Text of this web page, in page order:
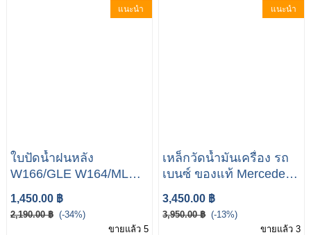
แนะนำ
ใบปัดน้ำฝนหลัง
W166/GLE W164/ML
Benz W169 A-Class
Rear Wiper Blade
1,450.00 ฿
2,190.00 ฿ (-34%)
ขายแล้ว 5
แนะนำ
เหล็กวัดน้ำมันเครื่อง รถ
เบนซ์​ ของแท้ Mercedes-
3,450.00 ฿
3,950.00 ฿ (-13%)
ขายแล้ว 3